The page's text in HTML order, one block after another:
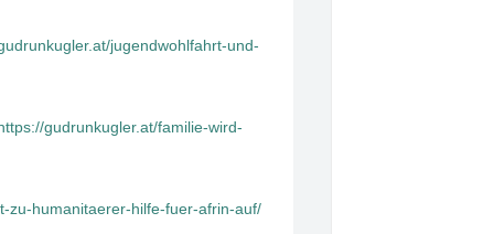
jugendwohlfahrt-und-
gudrunkugler.at/familie-wird-
zu-humanitaerer-hilfe-fuer-afrin-auf/